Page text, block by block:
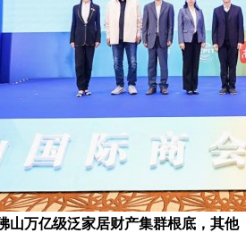
山万亿级泛家居财产集群根底，其他